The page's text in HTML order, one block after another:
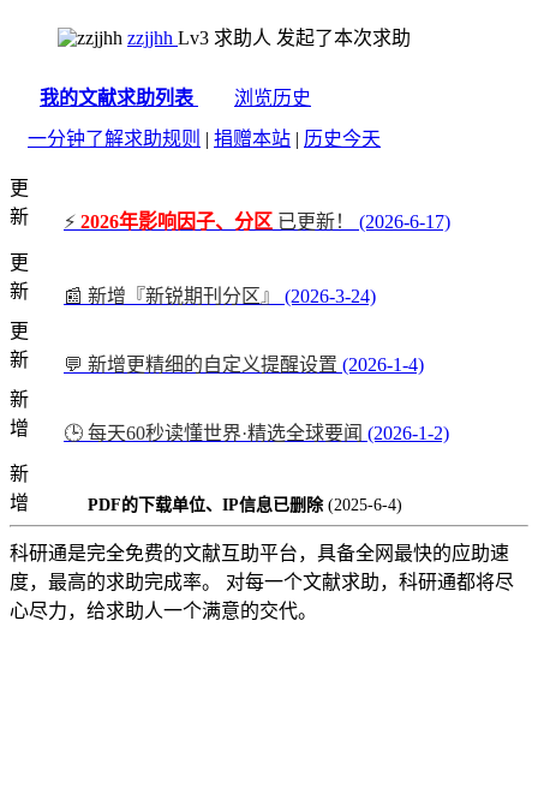
zzjjhh Lv3 求助人 发起了本次求助
我的文献求助列表
浏览历史
一分钟了解求助规则
捐赠本站 历史今天
更
新
⚡ 2026年影响因子、分区 已更新！
(2026-6-17)
更
新
📰 新增『新锐期刊分区』
(2026-3-24)
更
新
💬 新增更精细的自定义提醒设置 (2026-1-4)
新
增
🕒 每天60秒读懂世界·精选全球要闻 (2026-1-2)
新
增
PDF的下载单位、IP信息已删除 (2025-6-4)
科研通是完全免费的文献互助平台，具备全网最快的应助速
度，最高的求助完成率。 对每一个文献求助，科研通都将尽
心尽力，给求助人一个满意的交代。